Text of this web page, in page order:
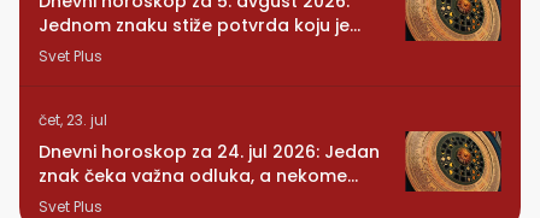
Jednom znaku stiže potvrda koju je
dugo čekao
Svet Plus
čet, 23. jul
Dnevni horoskop za 24. jul 2026: Jedan
znak čeka važna odluka, a nekome
stiže iznenađenje
Svet Plus